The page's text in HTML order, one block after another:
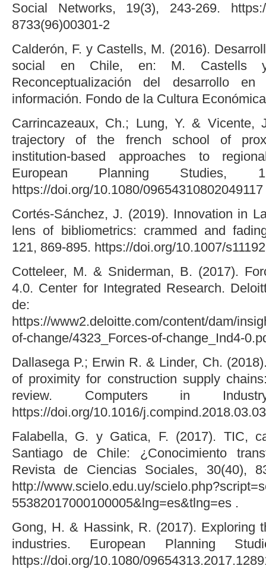
Social Networks, 19(3), 243-269. https://
8733(96)00301-2
Calderón, F. y Castells, M. (2016).
social en Chile, en: M. Castells
Reconceptualización del desarrollo
información. Fondo de la Cultura
Carrincazeaux, Ch.; Lung, Y. & Vicente,
trajectory of the french school of
institution-based approaches to
European Planning Studies,
https://doi.org/10.1080/09654310802049117
Cortés-Sánchez, J. (2019). Innovation in
lens of bibliometrics: crammed and
121, 869-895. https://doi.org/10.1007/
Cotteleer, M. & Sniderman, B. (2017).
4.0. Center for Integrated Research.
de:
https://www2.deloitte.com/content/dam/
of-change/4323_Forces-of-change_Ind4-
Dallasega P.; Erwin R. & Linder, Ch.
of proximity for construction supply
review. Computers in
https://doi.org/10.1016/
Falabella, G. y Gatica, F. (2017). TIC,
Santiago de Chile: ¿Conocimiento
Revista de Ciencias Sociales, 30(40),
http://www.scielo.edu.uy/
55382017000100005&lng=es&tlng=es .
Gong, H. & Hassink, R. (2017). Exploring
industries. European Planning
https://doi.org/10.1080/